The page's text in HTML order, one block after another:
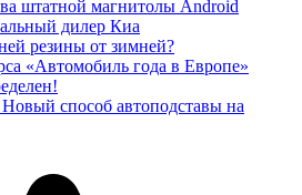
штатной магнитолы Android
дилер Киа
резины от зимней?
«Автомобиль года в Европе»
способ автоподставы на